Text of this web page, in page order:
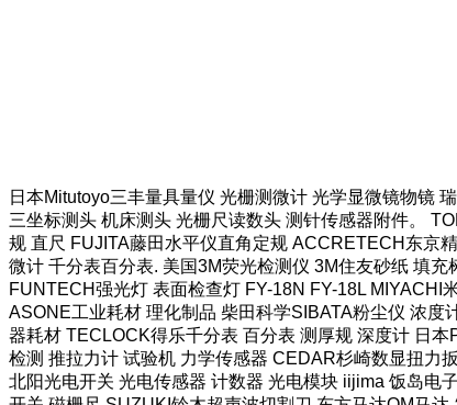
日本Mitutoyo三丰量具量仪 光栅测微计 光学显微镜物镜
三坐标测头 机床测头 光栅尺读数头 测针传感器附件。
规 直尺 FUJITA藤田水平仪直角定规 ACCRETECH东京
微计 千分表百分表. 美国3M荧光检测仪 3M住友砂纸 填
FUNTECH强光灯 表面检查灯 FY-18N FY-18L
ASONE工业耗材 理化制品 柴田科学SIBATA粉尘仪 浓
器耗材 TECLOCK得乐千分表 百分表 测厚规 深度计 日
检测 推拉力计 试验机 力学传感器 CEDAR杉崎数显扭力
北阳光电开关 光电传感器 计数器 光电模块 iijima 饭岛电